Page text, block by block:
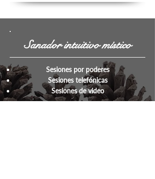
Sanador intuitivo místico
Sesiones por poderes
Sesiones telefónicas
Sesiones de video